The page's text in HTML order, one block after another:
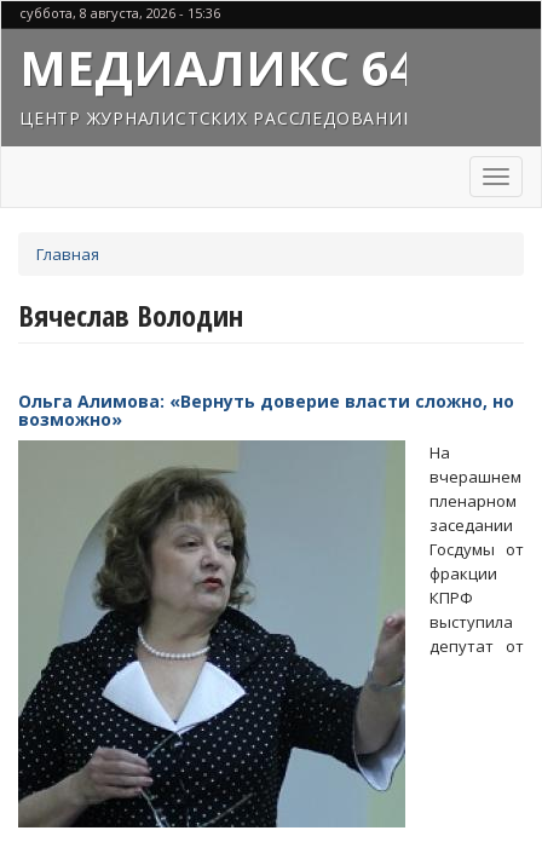
Перейти
к
основному
содержанию
суббота, 8 августа, 2026 - 15:36
МЕДИАЛИКС 64
ЦЕНТР ЖУРНАЛИСТСКИХ РАССЛЕДОВАНИЙ
Toggle
здесь
Главная
Вячеслав Володин
Ольга Алимова: «Вернуть доверие власти сложно, но
возможно»
На
вчерашнем
пленарном
заседании
Госдумы от
фракции
КПРФ
выступила
депутат от